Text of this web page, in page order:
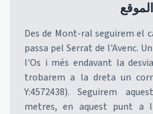
الموقع
Des de Mont-ral seguirem el
passa pel Serrat de l'Avenc.
l'Os i més endavant la
trobarem a la dreta un
Y:4572438). Seguirem
metres, en aquest punt a